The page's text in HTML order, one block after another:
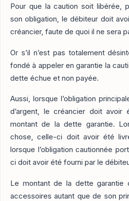
Pour que la caution soit libérée,
son obligation, le débiteur doit
créancier, faute de quoi il ne sera
Or s’il n’est pas totalement
fondé à appeler en garantie la
dette échue et non payée.
Aussi, lorsque l’obligation
d’argent, le créancier doit avoir
montant de la dette garantie.
chose, celle-ci doit avoir été
lorsque l’obligation cautionnée
ci doit avoir été fourni par le
Le montant de la dette garantie
accessoires autant que de son